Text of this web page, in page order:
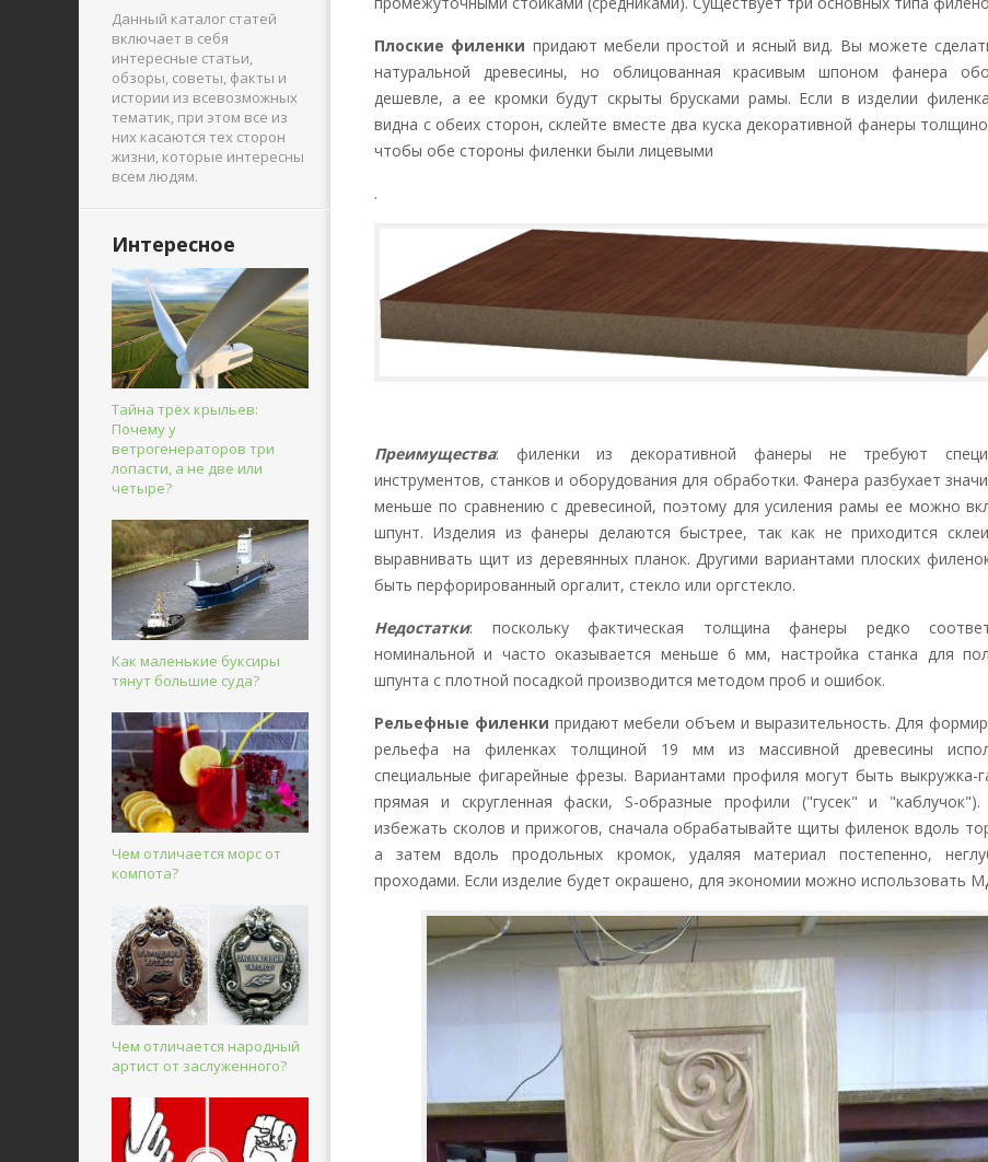
Плоские филенки придают мебели простой и ясный вид. Вы можете
натуральной древесины, но облицованная красивым шпоном фанера
дешевле, а ее кромки будут скрыты брусками рамы. Если в изделии
видна с обеих сторон, склейте вместе два куска декоративной фанеры
чтобы обе стороны филенки были лицевыми
.
Преимущества: филенки из декоративной фанеры не требуют
инструментов, станков и оборудования для обработки. Фанера разбухает
меньше по сравнению с древесиной, поэтому для усиления рамы ее можно
шпунт. Изделия из фанеры делаются быстрее, так как не приходится
выравнивать щит из деревянных планок. Другими вариантами плоских
быть перфорированный оргалит, стекло или оргстекло.
Недостатки: поскольку фактическая толщина фанеры редко
номинальной и часто оказывается меньше 6 мм, настройка станка для
шпунта с плотной посадкой производится методом проб и ошибок.
Рельефные филенки придают мебели объем и выразительность. Для
рельефа на филенках толщиной 19 мм из массивной древесины
специальные фигарейные фрезы. Вариантами профиля могут быть выкружка-
прямая и скругленная фаски, S-образные профили ("гусек" и
избежать сколов и прижогов, сначала обрабатывайте щиты филенок вдоль
а затем вдоль продольных кромок, удаляя материал постепенно,
проходами. Если изделие будет окрашено, для экономии можно использовать
Данный каталог статей
включает в себя
интересные статьи,
обзоры, советы, факты и
истории из всевозможных
тематик, при этом все из
них касаются тех сторон
жизни, которые интересны
всем людям.
Интересное
Тайна трёх крыльев:
Почему у
ветрогенераторов три
лопасти, а не две или
четыре?
Как маленькие буксиры
тянут большие суда?
Чем отличается морс от
компота?
Чем отличается народный
артист от заслуженного?